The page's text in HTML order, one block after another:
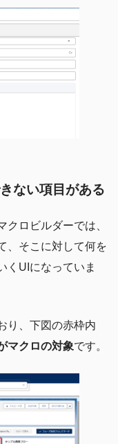
ない項目がある
クロビルダーでは、
、そこに対して何を
くUIになっていま
り、下図の赤枠内
マクロの対象です。